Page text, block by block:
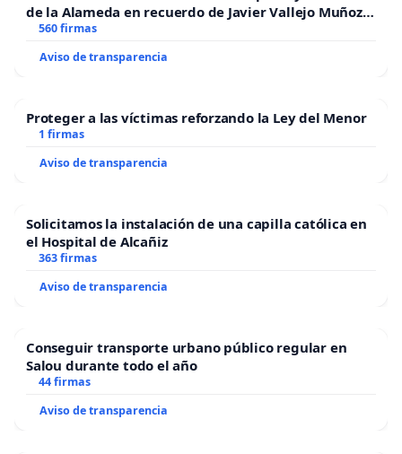
de la Alameda en recuerdo de Javier Vallejo Muñoz
“Mazinger”
560 firmas
Aviso de transparencia
Proteger a las víctimas reforzando la Ley del Menor
1 firmas
Aviso de transparencia
Solicitamos la instalación de una capilla católica en
el Hospital de Alcañiz
363 firmas
Aviso de transparencia
Conseguir transporte urbano público regular en
Salou durante todo el año
44 firmas
Aviso de transparencia